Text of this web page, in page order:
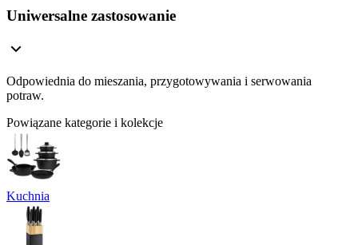
Uniwersalne zastosowanie
Odpowiednia do mieszania, przygotowywania i serwowania
potraw.
Powiązane kategorie i kolekcje
Kuchnia